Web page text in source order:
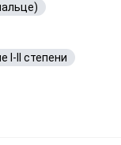
I-II степени